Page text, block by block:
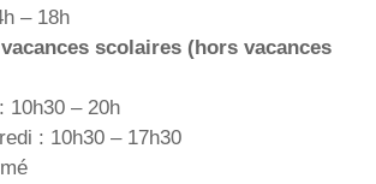
– 18h
scolaires (hors vacances
10h30 – 20h
: 10h30 – 17h30